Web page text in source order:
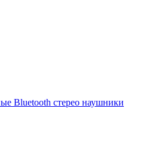
Bluetooth стерео наушники